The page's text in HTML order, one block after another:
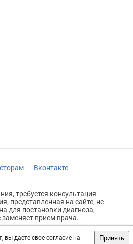
вы даете свое согласие на
Принять
Вконтакте
требуется консультация
представленная на сайте, не
для постановки диагноза,
заменяет прием врача.